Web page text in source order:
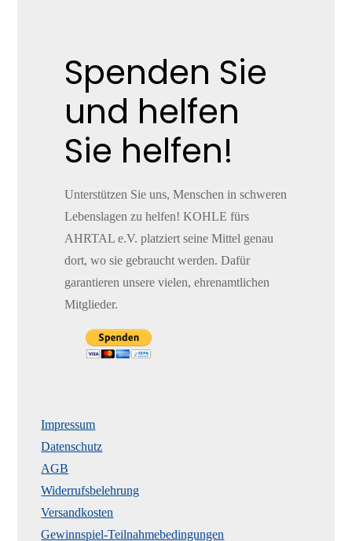
Spenden Sie
und helfen
Sie helfen!
Unterstützen Sie uns, Menschen in schweren
Lebenslagen zu helfen! KOHLE fürs
AHRTAL e.V. platziert seine Mittel genau
dort, wo sie gebraucht werden. Dafür
garantieren unsere vielen, ehrenamtlichen
Mitglieder.
Impressum
Datenschutz
AGB
Widerrufsbelehrung
Versandkosten
Gewinnspiel-Teilnahmebedingungen